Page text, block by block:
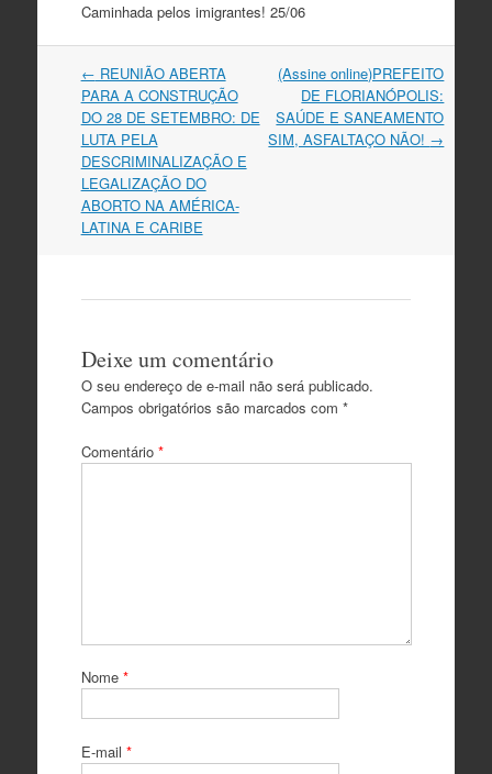
Caminhada pelos imigrantes! 25/06
Navegação
do
post
← REUNIÃO ABERTA
PARA A CONSTRUÇÃO
DO 28 DE SETEMBRO: DE
LUTA PELA
DESCRIMINALIZAÇÃO E
LEGALIZAÇÃO DO
ABORTO NA AMÉRICA-
LATINA E CARIBE
(Assine online)PREFEITO
DE FLORIANÓPOLIS:
SAÚDE E SANEAMENTO
SIM, ASFALTAÇO NÃO! →
Deixe um comentário
O seu endereço de e-mail não será publicado.
Campos obrigatórios são marcados com *
Comentário *
Nome *
E-mail *